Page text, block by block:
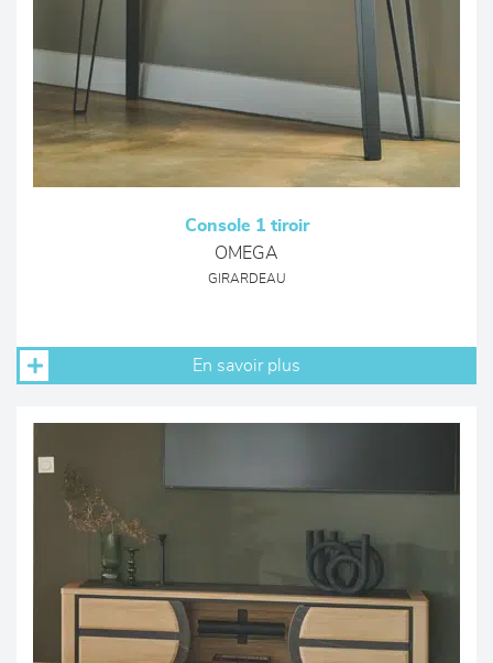
Console 1 tiroir
OMEGA
GIRARDEAU
En savoir plus